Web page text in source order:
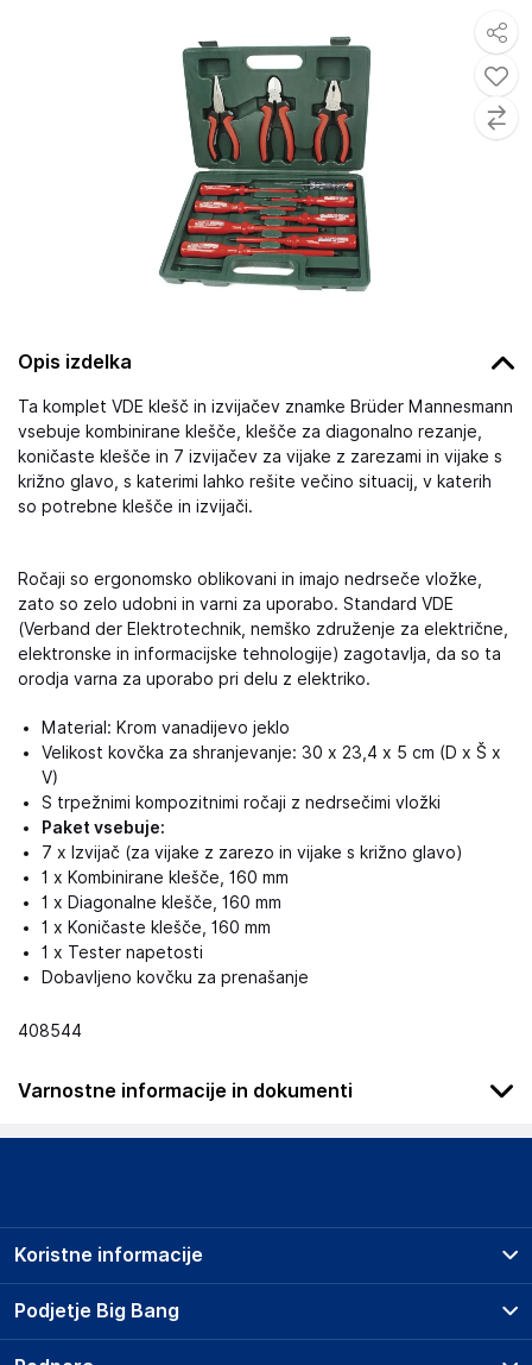
Opis izdelka
Ta komplet VDE klešč in izvijačev znamke Brüder Mannesmann
vsebuje kombinirane klešče, klešče za diagonalno rezanje,
koničaste klešče in 7 izvijačev za vijake z zarezami in vijake s
križno glavo, s katerimi lahko rešite večino situacij, v katerih
so potrebne klešče in izvijači.
Ročaji so ergonomsko oblikovani in imajo nedrseče vložke,
zato so zelo udobni in varni za uporabo. Standard VDE
(Verband der Elektrotechnik, nemško združenje za električne,
elektronske in informacijske tehnologije) zagotavlja, da so ta
orodja varna za uporabo pri delu z elektriko.
Material: Krom vanadijevo jeklo
Velikost kovčka za shranjevanje: 30 x 23,4 x 5 cm (D x Š x
V)
S trpežnimi kompozitnimi ročaji z nedrsečimi vložki
Paket vsebuje:
7 x Izvijač (za vijake z zarezo in vijake s križno glavo)
1 x Kombinirane klešče, 160 mm
1 x Diagonalne klešče, 160 mm
1 x Koničaste klešče, 160 mm
1 x Tester napetosti
Dobavljeno kovčku za prenašanje
408544
Varnostne informacije in dokumenti
Slike o varnosti izdelka
Podjetje Big Bang
O podjetju
Koristne informacije
Prodajna mesta